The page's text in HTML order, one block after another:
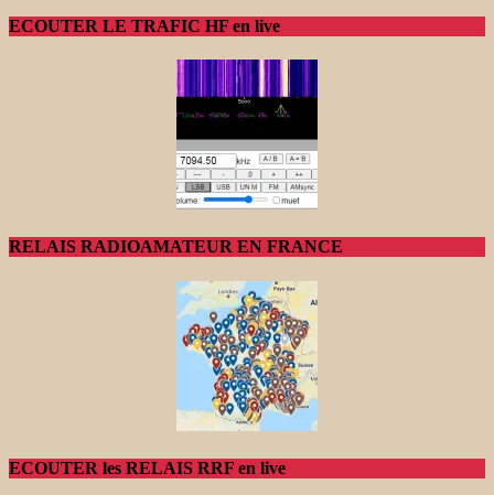
ECOUTER LE TRAFIC HF en live
RELAIS RADIOAMATEUR EN FRANCE
ECOUTER les RELAIS RRF en live